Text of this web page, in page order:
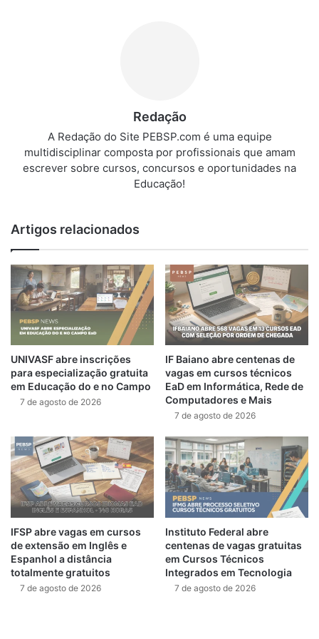
Redação
A Redação do Site PEBSP.com é uma equipe
multidisciplinar composta por profissionais que amam
escrever sobre cursos, concursos e oportunidades na
Educação!
Artigos relacionados
UNIVASF abre inscrições
para especialização gratuita
em Educação do e no Campo
7 de agosto de 2026
IF Baiano abre centenas de
vagas em cursos técnicos
EaD em Informática, Rede de
Computadores e Mais
7 de agosto de 2026
IFSP abre vagas em cursos
de extensão em Inglês e
Espanhol a distância
totalmente gratuitos
7 de agosto de 2026
Instituto Federal abre
centenas de vagas gratuitas
em Cursos Técnicos
Integrados em Tecnologia
7 de agosto de 2026